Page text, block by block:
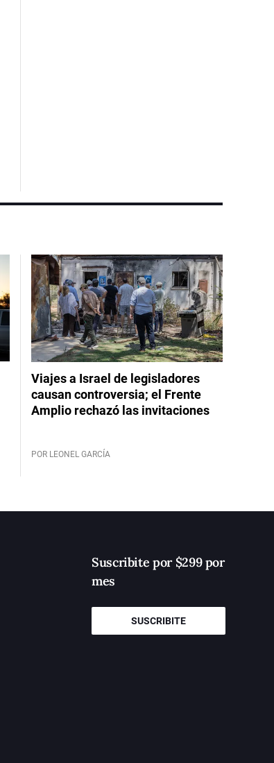
Viajes a Israel de legisladores
causan controversia; el Frente
Amplio rechazó las invitaciones
POR LEONEL GARCÍA
Suscribite por $299 por
mes
SUSCRIBITE